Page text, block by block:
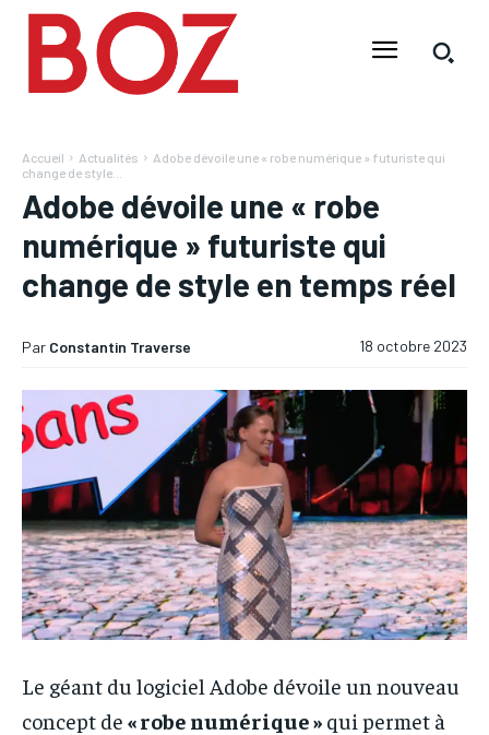
Accueil Actualités
Adobe dévoile une « robe numérique » futuriste qui
change de style...
Adobe dévoile une « robe
numérique » futuriste qui
change de style en temps réel
18 octobre 2023
Par Constantin Traverse
Le géant du logiciel Adobe dévoile un nouveau
concept de « robe numérique » qui permet à